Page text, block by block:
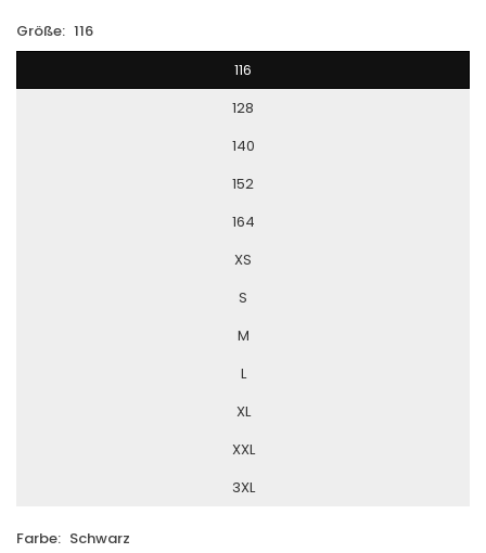
Größe: 116
116
128
140
152
164
XS
S
M
L
XL
XXL
3XL
Farbe: Schwarz